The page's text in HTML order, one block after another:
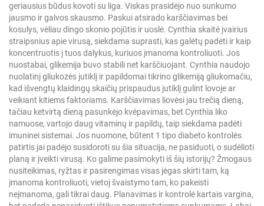
geriausius būdus kovoti su liga. Viskas prasidėjo nuo sunkumo
jausmo ir galvos skausmo. Paskui atsirado karščiavimas bei
kosulys, vėliau dingo skonio pojūtis ir uoslė. Cynthia skaitė įvairius
straipsnius apie virusą, siekdama suprasti, kas galėtų padėti ir kaip
koncentruotis į tuos dalykus, kuriuos įmanoma kontroliuoti. Jos
nuostabai, glikemija buvo stabili net karščiuojant. Cynthia naudojo
nuolatinį gliukozės jutiklį ir papildomai tikrino glikemiją gliukomačiu,
kad išvengtų klaidingų skaičių prispaudus jutiklį gulint lovoje ar
veikiant kitiems faktoriams. Karščiavimas liovėsi jau trečią dieną,
tačiau ketvirtą dieną pasunkėjo kvėpavimas, bet Cynthia liko
namuose, vartojo daug vitaminų ir papildų, taip siekdama padėti
imuninei sistemai. Jos nuomone, būtent 1 tipo diabeto kontrolės
patirtis jai padėjo susidoroti su šia situacija, ne pasiduoti, o sudėlioti
planą ir įveikti virusą. Ko galime pasimokyti iš šių istorijų? Žmogaus
nusiteikimas, ryžtas ir pasirengimas visas jėgas skirti tam, ką
įmanoma kontroliuoti, vietoj švaistymo tam, ko pakeisti
neįmanoma, gali tikrai daug. Planavimas ir kontrolė kartais vargina,